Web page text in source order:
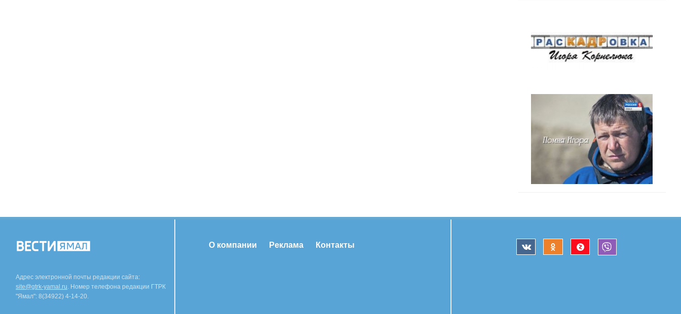
Адрес электронной почты редакции сайта:
site@gtrk-yamal.ru. Номер телефона редакции ГТРК
"Ямал": 8(34922) 4-14-20.
О компании Реклама Контакты